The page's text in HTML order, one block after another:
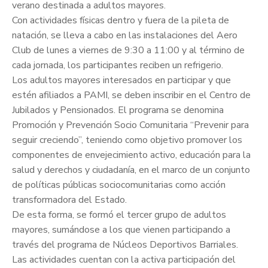
verano destinada a adultos mayores.
Con actividades físicas dentro y fuera de la pileta de
natación, se lleva a cabo en las instalaciones del Aero
Club de lunes a viernes de 9:30 a 11:00 y al término de
cada jornada, los participantes reciben un refrigerio.
Los adultos mayores interesados en participar y que
estén afiliados a PAMI, se deben inscribir en el Centro de
Jubilados y Pensionados. El programa se denomina
Promoción y Prevención Socio Comunitaria “Prevenir para
seguir creciendo”, teniendo como objetivo promover los
componentes de envejecimiento activo, educación para la
salud y derechos y ciudadanía, en el marco de un conjunto
de políticas públicas sociocomunitarias como acción
transformadora del Estado.
De esta forma, se formó el tercer grupo de adultos
mayores, sumándose a los que vienen participando a
través del programa de Núcleos Deportivos Barriales.
Las actividades cuentan con la activa participación del